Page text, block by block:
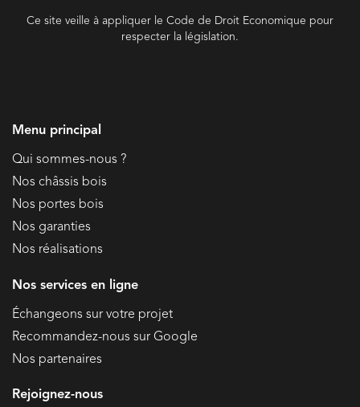
Ce site veille à appliquer le Code de Droit Economique pour
respecter la législation.
Menu principal
Qui sommes-nous ?
Nos châssis bois
Nos portes bois
Nos garanties
Nos réalisations
Nos services en ligne
Échangeons sur votre projet
Recommandez-nous sur Google
Nos partenaires
Rejoignez-nous